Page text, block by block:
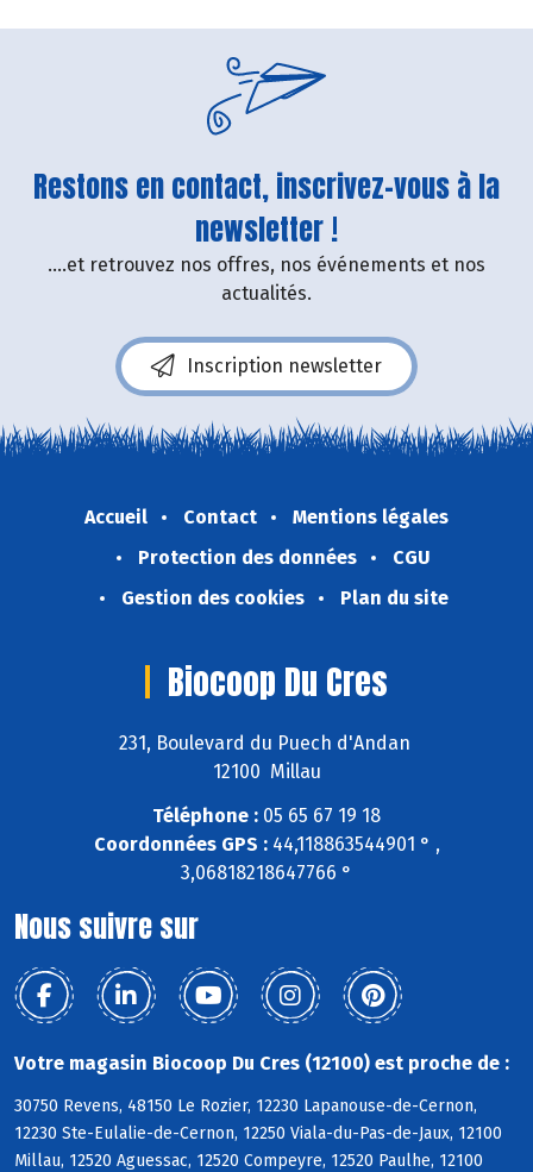
Restons en contact, inscrivez-vous à la
newsletter !
....et retrouvez nos offres, nos événements et nos
actualités.
Inscription newsletter
Accueil Contact
Mentions légales
Protection des données
CGU
Gestion des cookies
Plan du site
Biocoop Du Cres
231, Boulevard du Puech d'Andan
12100 Millau
Téléphone : 05 65 67 19 18
Coordonnées GPS :44,118863544901 ° ,
3,06818218647766 °
Nous suivre sur
Votre magasin Biocoop Du Cres (12100) est proche de :
30750 Revens, 48150 Le Rozier, 12230 Lapanouse-de-Cernon,
12230 Ste-Eulalie-de-Cernon, 12250 Viala-du-Pas-de-Jaux, 12100
Millau, 12520 Aguessac, 12520 Compeyre, 12520 Paulhe, 12100